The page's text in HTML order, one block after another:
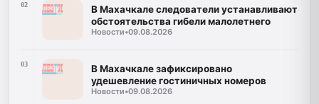
02
В Махачкале следователи устанавливают
обстоятельства гибели малолетнего
Новости•09.08.2026
03
В Махачкале зафиксировано
удешевление гостиничных номеров
Новости•09.08.2026